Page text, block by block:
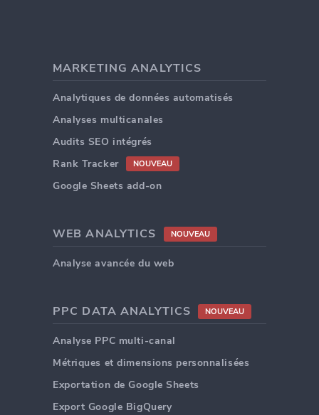
MARKETING ANALYTICS
Analytiques de données automatisés
Analyses multicanales
Audits SEO intégrés
Rank Tracker
NOUVEAU
Google Sheets add-on
WEB ANALYTICS NOUVEAU
Analyse avancée du web
PPC DATA ANALYTICS NOUVEAU
Analyse PPC multi-canal
Métriques et dimensions personnalisées
Exportation de Google Sheets
Export Google BigQuery